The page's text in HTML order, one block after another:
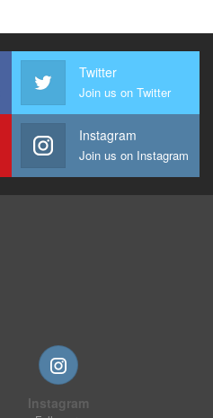
Twitter
Join us on Twitter
Instagram
Join us on Instagram
Instagram